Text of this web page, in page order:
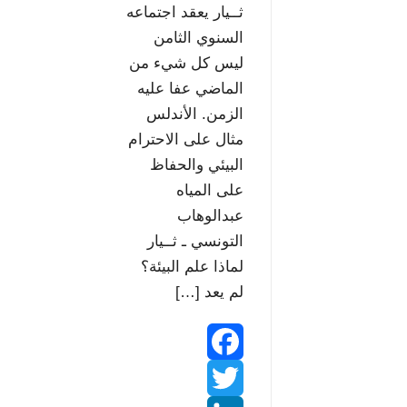
s
s
ثــيار يعقد اجتماعه
السنوي الثامن
ليس كل شيء من
الماضي عفا عليه
الزمن. الأندلس
مثال على الاحترام
البيئي والحفاظ
على المياه
عبدالوهاب
التونسي ـ ثــيار
لماذا علم البيئة؟
لم يعد […]
F